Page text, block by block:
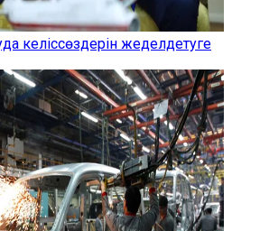
келіссөздерін жеделдетуге